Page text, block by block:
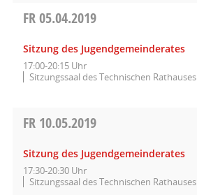
FR05.04.2019
Sitzung des Jugendgemeinderates
17:00-20:15 Uhr
Sitzungssaal des Technischen Rathauses
FR 10.05.2019
Sitzung des Jugendgemeinderates
17:30-20:30 Uhr
Sitzungssaal des Technischen Rathauses